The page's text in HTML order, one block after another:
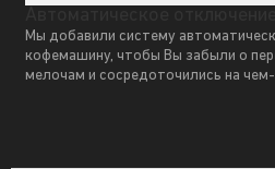
Мы добавили систему
кофемашину, чтобы Вы забыли о
мелочам и сосредоточились на